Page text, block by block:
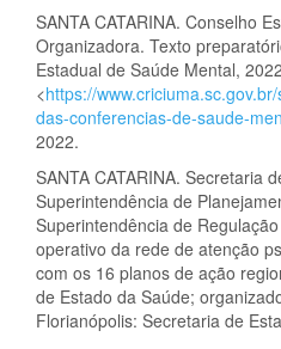
SANTA CATARINA. Conselho
Organizadora. Texto
Estadual de Saúde Mental,
<https://
das-conferencias-de-saude-
2022.
SANTA CATARINA. Secretaria
Superintendência de
Superintendência de
operativo da rede de atenção
com os 16 planos de ação
de Estado da Saúde;
Florianópolis: Secretaria de